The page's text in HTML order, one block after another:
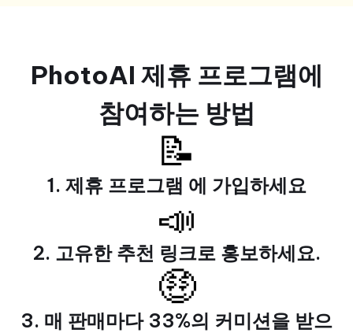
PhotoAI 제휴 프로그램에
참여하는 방법
📝
1. 제휴 프로그램 에 가입하세요
📣
2. 고유한 추천 링크로 홍보하세요.
🤑
3. 매 판매마다 33%의 커미션을 받으